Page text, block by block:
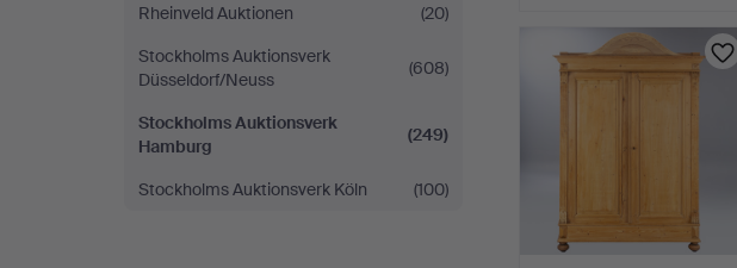
Rheinveld Auktionen
(20)
Stockholms Auktionsverk
Düsseldorf/Neuss
(608)
Stockholms Auktionsverk
Hamburg
(249)
Stockholms Auktionsverk Köln (100)